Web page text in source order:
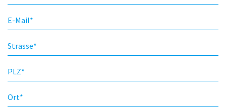
E-Mail*
Strasse*
PLZ*
Ort*